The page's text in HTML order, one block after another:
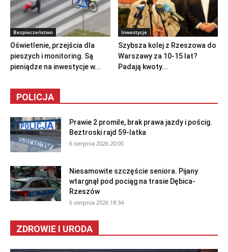
Bezpieczeństwo
Oświetlenie, przejścia dla
pieszych i monitoring. Są
pieniądze na inwestycje w...
Inwestycje
Szybsza kolej z Rzeszowa do
Warszawy za 10-15 lat?
Padają kwoty...
POLICJA
Prawie 2 promile, brak prawa jazdy i pościg.
Beztroski rajd 59-latka
6 sierpnia 2026 20:00
Niesamowite szczęście seniora. Pijany
wtargnął pod pociąg na trasie Dębica-
Rzeszów
6 sierpnia 2026 18:34
ZDROWIE I URODA